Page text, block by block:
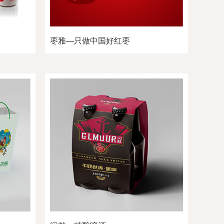
枣雅—只做中国好红枣